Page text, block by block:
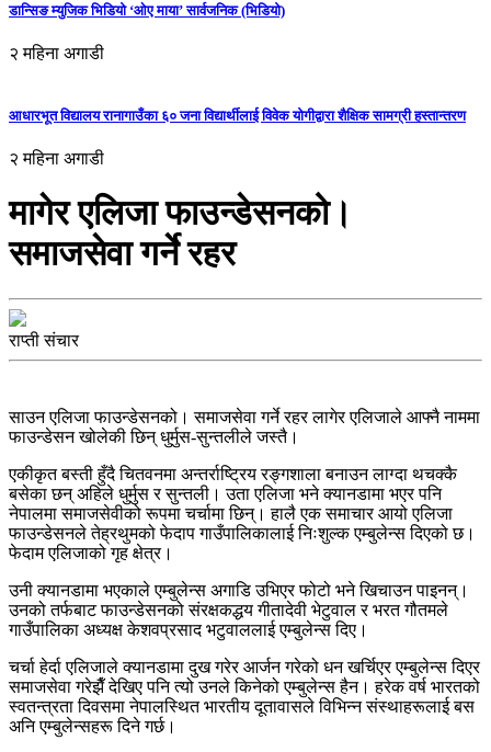
डान्सिङ म्युजिक भिडियो ‘ओए माया’ सार्वजनिक (भिडियो)
२ महिना अगाडी
आधारभूत विद्यालय रानागाउँका ६० जना विद्यार्थीलाई विवेक योगीद्वारा शैक्षिक सामग्री हस्तान्तरण
२ महिना अगाडी
मागेर एलिजा फाउन्डेसनको।
समाजसेवा गर्ने रहर
राप्ती संचार
साउन एलिजा फाउन्डेसनको। समाजसेवा गर्ने रहर लागेर एलिजाले आफ्नै नाममा
फाउन्डेसन खोलेकी छिन् धुर्मुस-सुन्तलीले जस्तै।
एकीकृत बस्ती हुँदै चितवनमा अन्तर्राष्ट्रिय रङ्गशाला बनाउन लाग्दा थचक्कै
बसेका छन् अहिले धुर्मुस र सुन्तली। उता एलिजा भने क्यानडामा भएर पनि
नेपालमा समाजसेवीको रूपमा चर्चामा छिन्। हालै एक समाचार आयो एलिजा
फाउन्डेसनले तेह्रथुमको फेदाप गाउँपालिकालाई निःशुल्क एम्बुलेन्स दिएको छ।
फेदाम एलिजाको गृह क्षेत्र।
उनी क्यानडामा भएकाले एम्बुलेन्स अगाडि उभिएर फोटो भने खिचाउन पाइनन्।
उनको तर्फबाट फाउन्डेसनको संरक्षकद्धय गीतादेवी भेटुवाल र भरत गौतमले
गाउँपालिका अध्यक्ष केशवप्रसाद भटुवाललाई एम्बुलेन्स दिए।
चर्चा हेर्दा एलिजाले क्यानडामा दुख गरेर आर्जन गरेको धन खर्चिएर एम्बुलेन्स दिएर
समाजसेवा गरेझैँ देखिए पनि त्यो उनले किनेको एम्बुलेन्स हैन। हरेक वर्ष भारतको
स्वतन्त्रता दिवसमा नेपालस्थित भारतीय दूतावासले विभिन्न संस्थाहरूलाई बस
अनि एम्बुलेन्सहरू दिने गर्छ।